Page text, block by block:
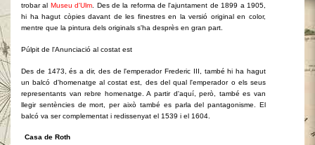
trobar al Museu d'Ulm . Des de la reforma de l'ajuntament de 1899 a 1905,
hi ha hagut còpies davant de les finestres en la versió original en color,
mentre que la pintura dels originals s'ha desprès en gran part.
Púlpit de l'Anunciació al costat est
Des de 1473, és a dir, des de l'emperador Frederic III, també hi ha hagut
un balcó d'homenatge al costat est, des del qual l'emperador o els seus
representants van rebre homenatge. A partir d'aquí, però, també es van
llegir sentències de mort, per això també es parla del pantagonisme. El
balcó va ser complementat i redissenyat el 1539 i el 1604.
Casa de Roth